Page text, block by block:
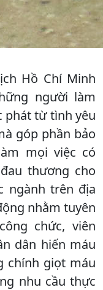
Hồ Chí Minh
người làm
phát từ tình yêu
góp phần bảo
mọi việc có
thương cho
ngành trên địa
nhằm tuyên
chức, viên
dân hiến máu
chính giọt máu
nhu cầu thực